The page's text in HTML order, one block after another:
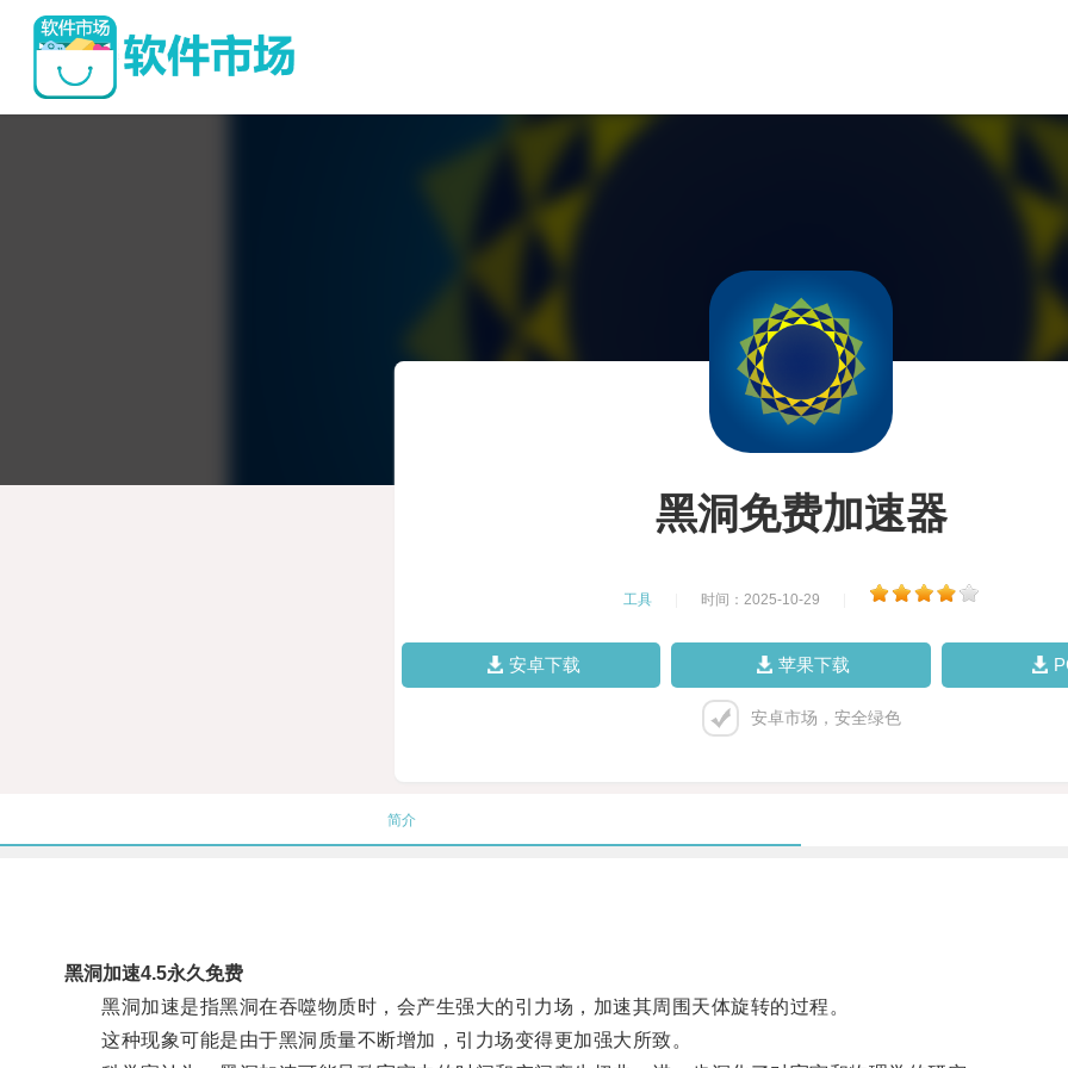
黑洞免费加速器
工具 时间：2025-10-29
安卓下载 苹果下载
安卓市场，安全绿色
简介
黑洞加速4.5永久免费
黑洞加速是指黑洞在吞噬物质时，会产生强大的引力场，加速其周围天体旋转的过程。
这种现象可能是由于黑洞质量不断增加，引力场变得更加强大所致。